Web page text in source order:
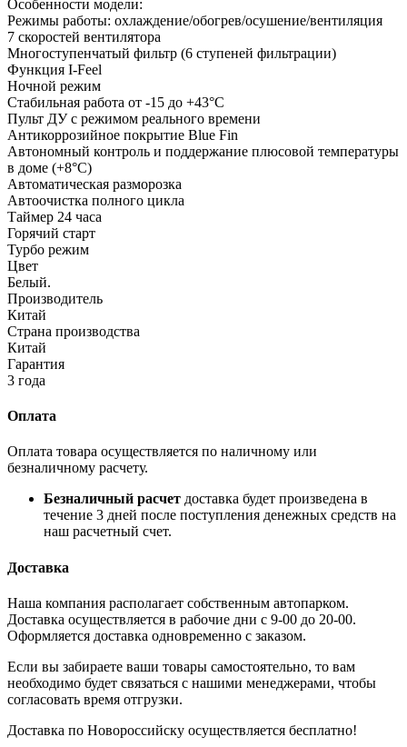
Особенности модели:
Режимы работы: охлаждение/обогрев/осушение/вентиляция
7 скоростей вентилятора
Многоступенчатый фильтр (6 ступеней фильтрации)
Функция I-Feel
Ночной режим
Стабильная работа от -15 до +43°C
Пульт ДУ с режимом реального времени
Антикоррозийное покрытие Blue Fin
Автономный контроль и поддержание плюсовой температуры
в доме (+8°C)
Автоматическая разморозка
Автоочистка полного цикла
Таймер 24 часа
Горячий старт
Турбо режим
Цвет
Белый.
Производитель
Китай
Страна производства
Китай
Гарантия
3 года
Оплата
Оплата товара осуществляется по наличному или
безналичному расчету.
Безналичный расчет доставка будет произведена в
течение 3 дней после поступления денежных средств на
наш расчетный счет.
Доставка
Наша компания располагает собственным автопарком.
Доставка осуществляется в рабочие дни с 9-00 до 20-00.
Оформляется доставка одновременно с заказом.
Если вы забираете ваши товары самостоятельно, то вам
необходимо будет связаться с нашими менеджерами, чтобы
согласовать время отгрузки.
Доставка по Новороссийску осуществляется бесплатно!